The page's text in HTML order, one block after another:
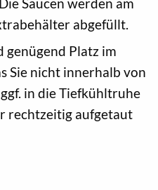
abgefüllt.
genügend Platz im
Sie nicht innerhalb von
in die Tiefkühltruhe
rechtzeitig aufgetaut